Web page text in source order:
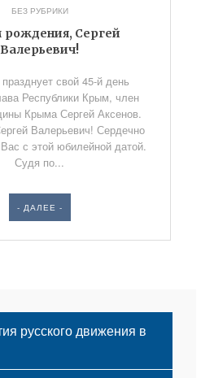
БЕЗ РУБРИКИ
рождения, Сергей
Валерьевич!
свой 45-й день
Республики Крым, член
Крыма Сергей Аксенов.
Валерьевич! Сердечно
с этой юбилейной датой.
Судя по...
- ДАЛЕЕ -
русского движения в